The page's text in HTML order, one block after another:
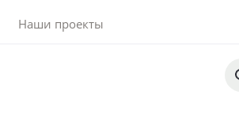
Наши проекты